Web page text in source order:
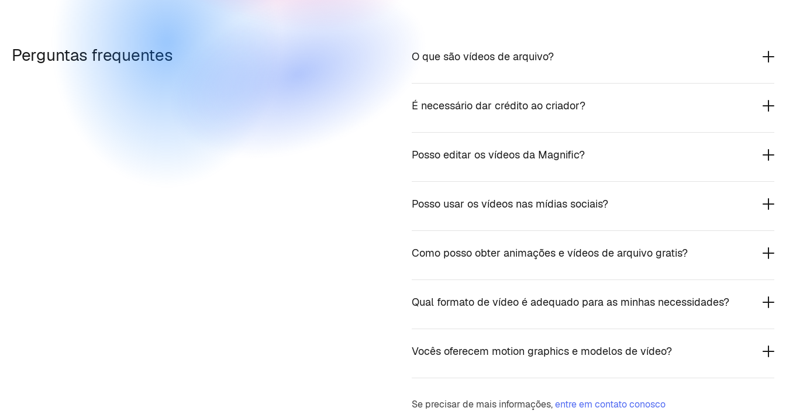
Perguntas frequentes O que são vídeos de arquivo?
É necessário dar crédito ao criador?
Posso editar os vídeos da Magnific?
Posso usar os vídeos nas mídias sociais?
Como posso obter animações e vídeos de arquivo gratis?
Qual formato de vídeo é adequado para as minhas necessidades?
Vocês oferecem motion graphics e modelos de vídeo?
Se precisar de mais informações,entre em contato conosco